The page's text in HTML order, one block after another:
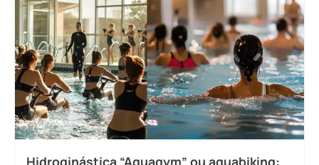
Hidroginástica “Aquagym” ou aquabiking: